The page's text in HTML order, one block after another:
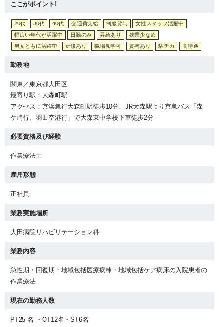
ここがポイント!
20代 30代 40代 交通費支給 制服貸与
女性スタッフ活躍中
幅広い年代が活躍中
日勤のみ 昇給あり
残業少なめ
男女ともに活躍中
研修あり 職場見学可 賞与あり 駅チカ 高待遇
勤務地
関東／東京都大田区
最寄り駅：大森町駅
アクセス：京浜急行大森町駅徒歩10分、JR大森駅より京急バス「森
ケ崎行、羽田空港行」で大森東中学校下車徒歩2分
必要資格及び経験
作業療法士
雇用形態
正社員
業務実施場所
大田病院リハビリテーション科
業務内容
急性期・回復期・地域包括医療病棟・地域包括ケア病床の入院患者の
作業療法
現在の勤務人数
PT25 名 ・OT12名・ST6名